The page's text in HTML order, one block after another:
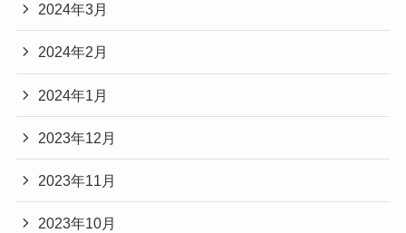
2024年3月
2024年2月
2024年1月
2023年12月
2023年11月
2023年10月